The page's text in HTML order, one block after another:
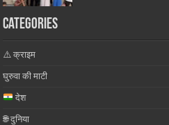
Categories
⚠️ क्राइम
घुरुवा की माटी
देश
🌐 दुनिया